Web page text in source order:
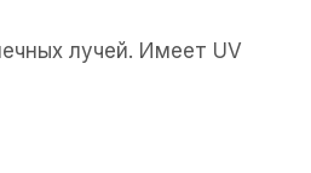
лучей. Имеет UV